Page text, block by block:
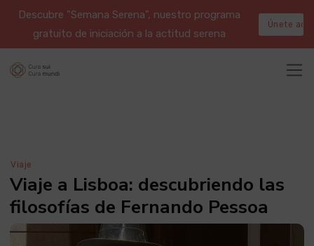
Descubre "Semana Serena", nuestro programa
gratuito de iniciación a la actitud serena
Únete aquí
Viaje
Viaje a Lisboa: descubriendo las
filosofías de Fernando Pessoa